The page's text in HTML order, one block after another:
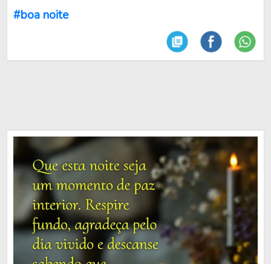
#boa noite